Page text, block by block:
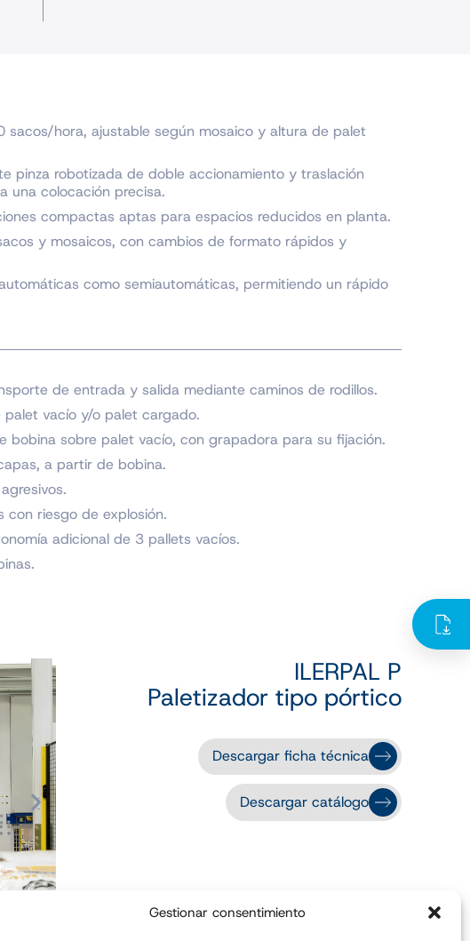
Gestionar consentimiento
hora, ajustable según mosaico y altura de palet
pinza robotizada de doble accionamiento y traslación
una colocación precisa.
compactas aptas para espacios reducidos en planta.
y mosaicos, con cambios de formato rápidos y
como semiautomáticas, permitiendo un rápido
de entrada y salida mediante caminos de rodillos.
vacío y/o palet cargado.
bobina sobre palet vacío, con grapadora para su fijación.
a partir de bobina.
con riesgo de explosión.
adicional de 3 pallets vacíos.
ILERPAL P
Paletizador tipo pórtico
Descargar ficha técnica
Descargar catálogo